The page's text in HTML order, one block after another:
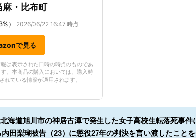
麻・比布町
） 2026/06/22 16:47 時点
で見る
は表示された日時の時点のものであ
。本商品の購入においては、購入時
れている情報が適用されます。
北海道旭川市の神居古潭で発生した女子高校生転落死事件
田梨瑚被告（23）に懲役27年の判決を言い渡したこと